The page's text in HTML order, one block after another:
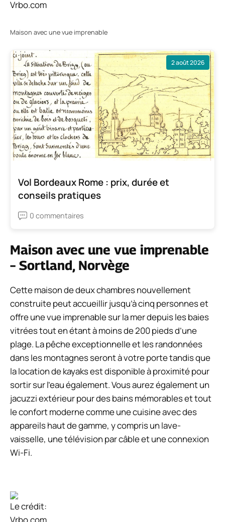
Vrbo.com
Maison avec une vue imprenable
2 août 2026
Vol Bordeaux Rome : prix, durée et
conseils pratiques
0 commentaires
Maison avec une vue imprenable
– Sortland, Norvège
Cette maison de deux chambres nouvellement
construite peut accueillir jusqu’à cinq personnes et
offre une vue imprenable sur la mer depuis les baies
vitrées tout en étant à moins de 200 pieds d’une
plage. La pêche exceptionnelle et les randonnées
dans les montagnes seront à votre porte tandis que
la location de kayaks est disponible à proximité pour
sortir sur l’eau également. Vous aurez également un
jacuzzi extérieur pour des bains mémorables et tout
le confort moderne comme une cuisine avec des
appareils haut de gamme, y compris un lave-
vaisselle, une télévision par câble et une connexion
Wi-Fi.
Le crédit:
Vrbo.com